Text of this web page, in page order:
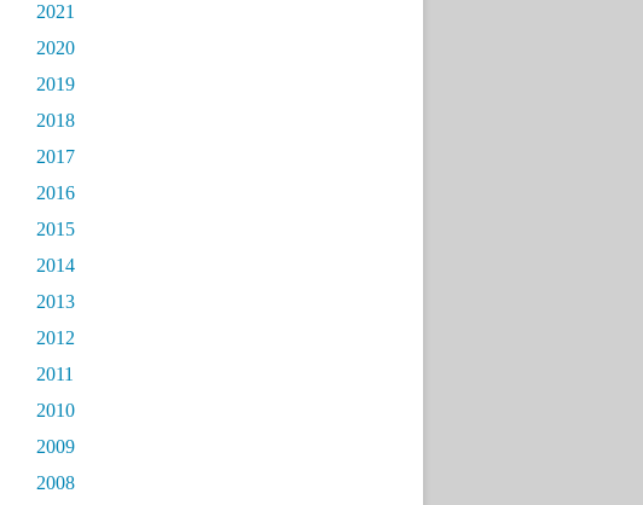
2021
2020
2019
2018
2017
2016
2015
2014
2013
2012
2011
2010
2009
2008